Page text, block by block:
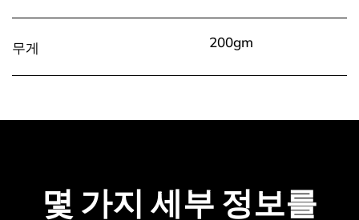
무게 200gm
몇 가지 세부 정보를